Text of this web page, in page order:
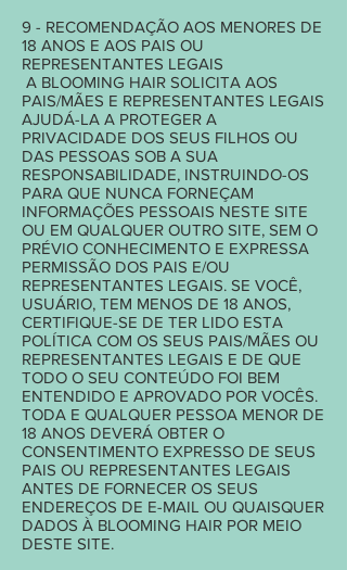
9 - RECOMENDAÇÃO AOS MENORES DE
18 ANOS E AOS PAIS OU
REPRESENTANTES LEGAIS
A BLOOMING HAIR SOLICITA AOS
PAIS/MÃES E REPRESENTANTES LEGAIS
AJUDÁ-LA A PROTEGER A
PRIVACIDADE DOS SEUS FILHOS OU
DAS PESSOAS SOB A SUA
RESPONSABILIDADE, INSTRUINDO-OS
PARA QUE NUNCA FORNEÇAM
INFORMAÇÕES PESSOAIS NESTE SITE
OU EM QUALQUER OUTRO SITE, SEM O
PRÉVIO CONHECIMENTO E EXPRESSA
PERMISSÃO DOS PAIS E/OU
REPRESENTANTES LEGAIS. SE VOCÊ,
USUÁRIO, TEM MENOS DE 18 ANOS,
CERTIFIQUE-SE DE TER LIDO ESTA
POLÍTICA COM OS SEUS PAIS/MÃES OU
REPRESENTANTES LEGAIS E DE QUE
TODO O SEU CONTEÚDO FOI BEM
ENTENDIDO E APROVADO POR VOCÊS.
TODA E QUALQUER PESSOA MENOR DE
18 ANOS DEVERÁ OBTER O
CONSENTIMENTO EXPRESSO DE SEUS
PAIS OU REPRESENTANTES LEGAIS
ANTES DE FORNECER OS SEUS
ENDEREÇOS DE E-MAIL OU QUAISQUER
DADOS À BLOOMING HAIR POR MEIO
DESTE SITE.